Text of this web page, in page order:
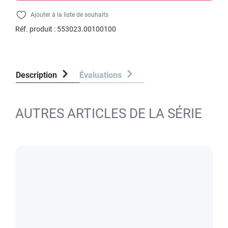
Ajouter à la liste de souhaits
Réf. produit : 553023.00100100
Description Évaluations
AUTRES ARTICLES DE LA SÉRIE